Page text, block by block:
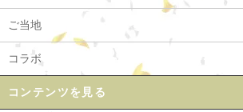
ご当地
コラボ
コンテンツを見る